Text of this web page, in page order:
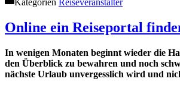
Kategorien Reiseveranstalter
Online ein Reiseportal
In wenigen Monaten beginnt wieder die
den Überblick zu bewahren und noch
nächste Urlaub unvergesslich wird und